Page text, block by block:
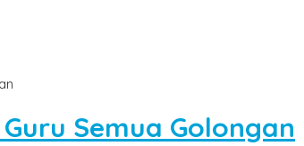
Semua Golongan